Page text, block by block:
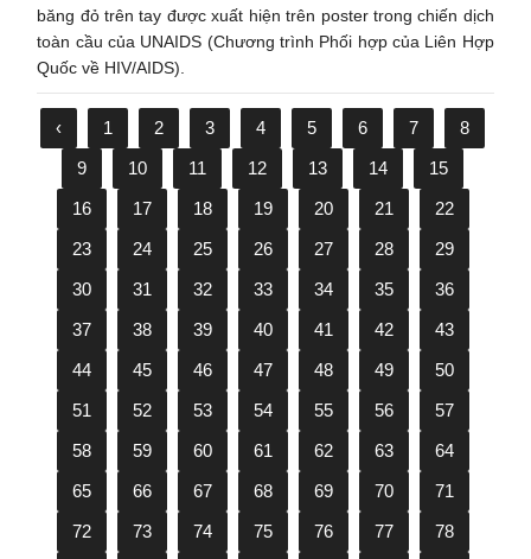
băng đỏ trên tay được xuất hiện trên poster trong chiến dịch
toàn cầu của UNAIDS (Chương trình Phối hợp của Liên Hợp
Quốc về HIV/AIDS).
‹ 1 2 3 4 5 6 7
8
9
10 11 12 13 14
15
16
17 18 19 20 21
22
23
24 25 26 27 28
29
30
31 32 33 34 35
36
37
38 39 40 41 42
43
44
45 46 47 48 49
50
51
52 53 54 55 56
57
58
59 60 61 62 63
64
65
66 67 68 69 70
71
72
73 74 75 76 77
78